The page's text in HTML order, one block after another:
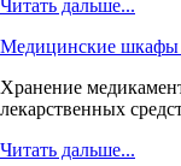
Читать дальше...
Медицинские шкафы
Хранение
лекарственных
Читать дальше...